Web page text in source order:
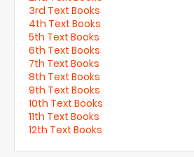
3rd Text Books
4th Text Books
5th Text Books
6th Text Books
7th Text Books
8th Text Books
9th Text Books
10th Text Books
11th Text Books
12th Text Books